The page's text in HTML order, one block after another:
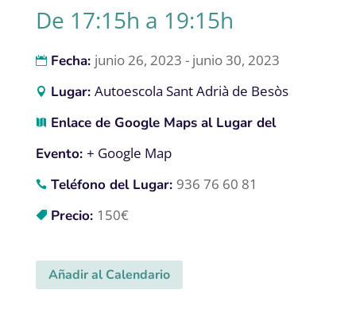
De 17:15h a 19:15h
Fecha: junio 26, 2023 - junio 30, 2023
Lugar: Autoescola Sant Adrià de Besòs
Enlace de Google Maps al Lugar del
Evento: + Google Map
Teléfono del Lugar: 936 76 60 81
Precio: 150€
Añadir al Calendario